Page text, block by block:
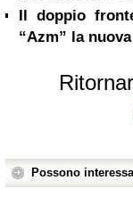
Il doppio
“Azm” la
Possono